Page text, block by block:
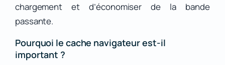
chargement et d’économiser de la bande
passante.
Pourquoi le cache navigateur est-il
important ?